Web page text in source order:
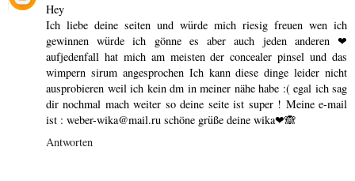
Hey
Ich liebe deine seiten und würde mich riesig freuen wen ich
gewinnen würde ich gönne es aber auch jeden anderen ❤
aufjedenfall hat mich am meisten der concealer pinsel und das
wimpern sirum angesprochen Ich kann diese dinge leider nicht
ausprobieren weil ich kein dm in meiner nähe habe :( egal ich sag
dir nochmal mach weiter so deine seite ist super ! Meine e-mail
ist : weber-wika@mail.ru schöne grüße deine wika❤🙈
Antworten